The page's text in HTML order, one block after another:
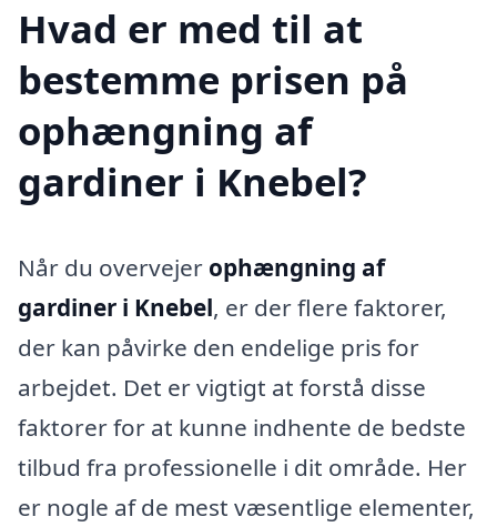
Hvad er med til at
bestemme prisen på
ophængning af
gardiner i Knebel?
Når du overvejer ophængning af
gardiner i Knebel, er der flere faktorer,
der kan påvirke den endelige pris for
arbejdet. Det er vigtigt at forstå disse
faktorer for at kunne indhente de bedste
tilbud fra professionelle i dit område. Her
er nogle af de mest væsentlige elementer,